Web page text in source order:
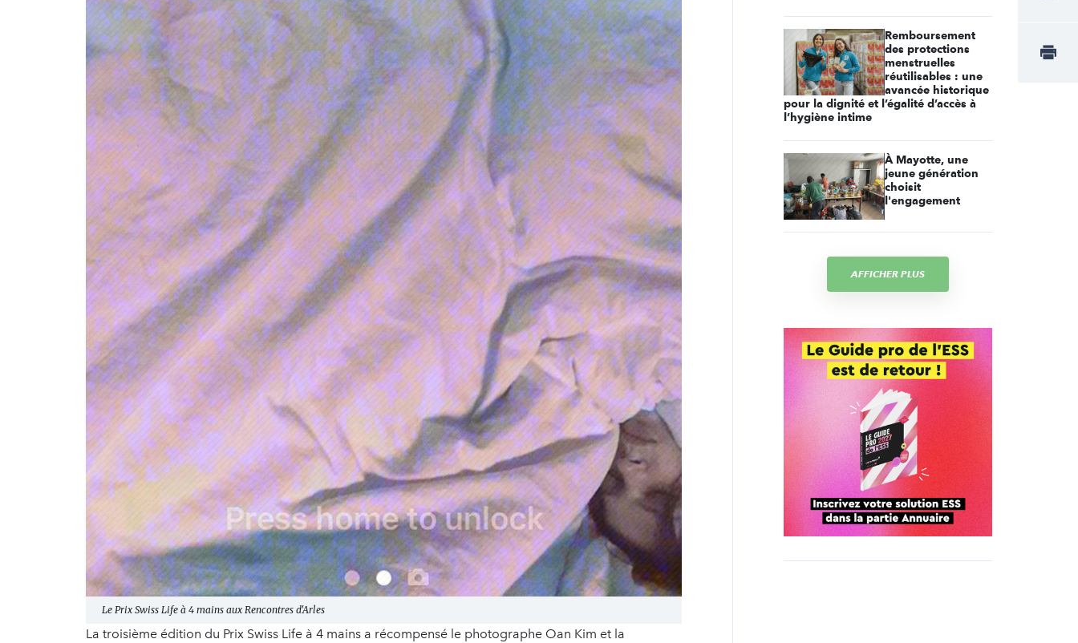
Le Prix Swiss Life à 4 mains aux Rencontres d'Arles
La troisième édition du Prix Swiss Life à 4 mains a récompensé le photographe Oan Kim et la
Remboursement
des protections
menstruelles
réutilisables : une
avancée historique
pour la dignité et l’égalité d’accès à
l’hygiène intime
À Mayotte, une
jeune génération
choisit
l'engagement
AFFICHER PLUS